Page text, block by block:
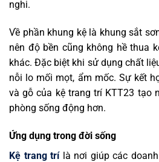
nghi.
Về phần khung kệ là khung sắt
nên độ bền cũng không hề thua
khác. Đặc biệt khi sử dụng chất
nỗi lo mối mọt, ẩm mốc. Sự kết
và gỗ của kệ trang trí KTT23 tạo
phòng sống động hơn.
Ứng dụng trong đời sống
Kệ trang trílà nơi giúp các